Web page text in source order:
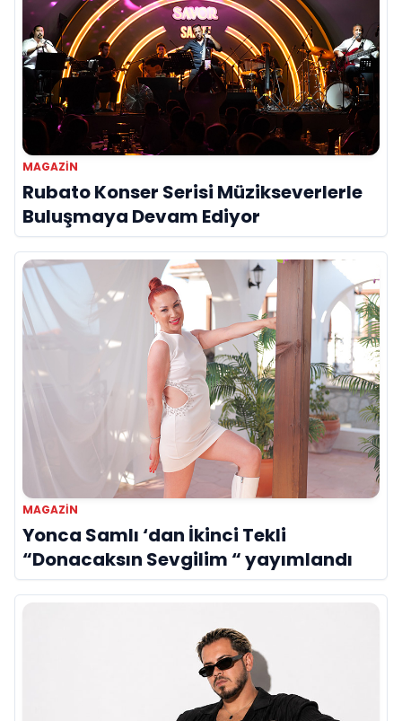
MAGAZIN
Rubato Konser Serisi Müzikseverlerle
Buluşmaya Devam Ediyor
MAGAZIN
Yonca Samlı ‘dan İkinci Tekli
“Donacaksın Sevgilim “ yayımlandı